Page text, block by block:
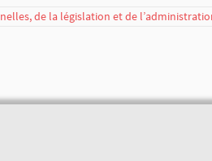
de la législation et de